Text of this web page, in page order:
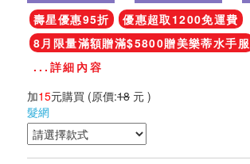
壽星優惠95折
優惠超取1200免運費
8月限量滿額贈滿$5800贈美樂蒂水手服
...詳細內容
加15元購買 (原價:18 元 )
髮網